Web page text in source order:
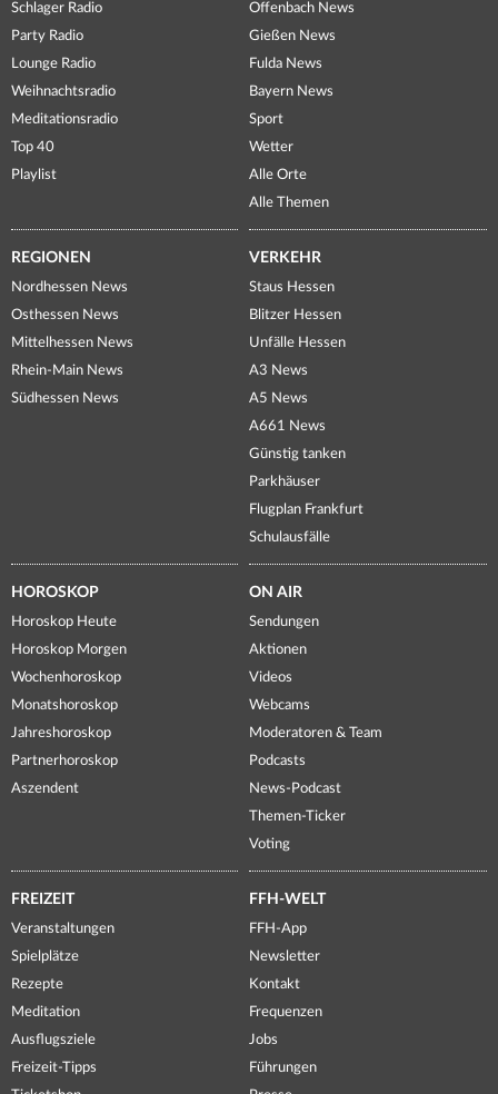
Schlager Radio
Party Radio
Lounge Radio
Weihnachtsradio
Meditationsradio
Top 40
Playlist
Offenbach News
Gießen News
Fulda News
Bayern News
Sport
Wetter
Alle Orte
Alle Themen
REGIONEN
Nordhessen News
Osthessen News
Mittelhessen News
Rhein-Main News
Südhessen News
VERKEHR
Staus Hessen
Blitzer Hessen
Unfälle Hessen
A3 News
A5 News
A661 News
Günstig tanken
Parkhäuser
Flugplan Frankfurt
Schulausfälle
HOROSKOP
Horoskop Heute
Horoskop Morgen
Wochenhoroskop
Monatshoroskop
Jahreshoroskop
Partnerhoroskop
Aszendent
ON AIR
Sendungen
Aktionen
Videos
Webcams
Moderatoren & Team
Podcasts
News-Podcast
Themen-Ticker
Voting
FREIZEIT
Veranstaltungen
Spielplätze
Rezepte
Meditation
Ausflugsziele
Freizeit-Tipps
FFH-WELT
FFH-App
Newsletter
Kontakt
Frequenzen
Jobs
Führungen